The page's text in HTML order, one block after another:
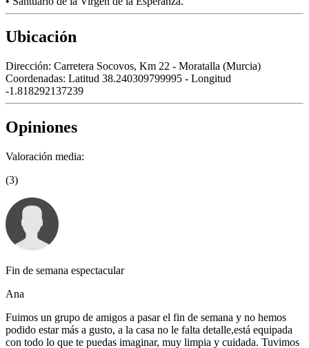
Ubicación
Dirección: Carretera Socovos, Km 22 - Moratalla (Murcia)
Coordenadas: Latitud 38.240309799995 - Longitud
-1.818292137239
Opiniones
Valoración media:
(3)
Fin de semana espectacular
Ana
Fuimos un grupo de amigos a pasar el fin de semana y no hemos
podido estar más a gusto, a la casa no le falta detalle,está equipada
con todo lo que te puedas imaginar, muy limpia y cuidada. Tuvimos